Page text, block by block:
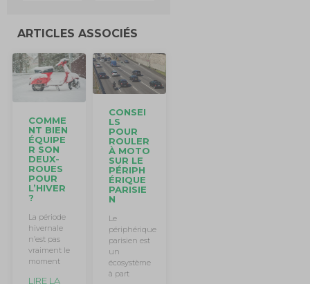
ARTICLES ASSOCIÉS
COMME
NT BIEN
ÉQUIPE
R SON
DEUX-
ROUES
POUR
L’HIVER
?
La période
hivernale
n’est pas
vraiment le
moment
LIRE LA
CONSEI
LS
POUR
ROULER
À MOTO
SUR LE
PÉRIPH
ÉRIQUE
PARISIE
N
Le
périphérique
parisien est
un
écosystème
à part